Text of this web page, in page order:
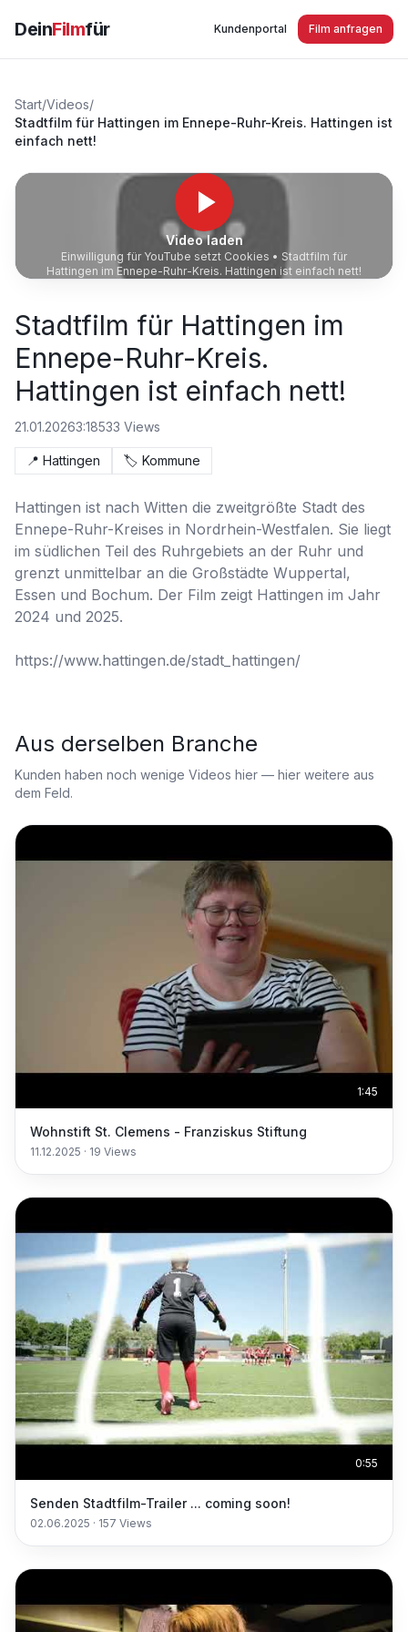
DeinFilmfür Kundenportal Film anfragen
Start/Videos/
Stadtfilm für Hattingen im Ennepe-Ruhr-Kreis. Hattingen ist
einfach nett!
Video laden
Einwilligung für YouTube setzt Cookies • Stadtfilm für
Hattingen im Ennepe-Ruhr-Kreis. Hattingen ist einfach nett!
Stadtfilm für Hattingen im
Ennepe-Ruhr-Kreis.
Hattingen ist einfach nett!
21.01.20263:18533 Views
📍 Hattingen 🏷️ Kommune
Hattingen ist nach Witten die zweitgrößte Stadt des
Ennepe-Ruhr-Kreises in Nordrhein-Westfalen. Sie liegt
im südlichen Teil des Ruhrgebiets an der Ruhr und
grenzt unmittelbar an die Großstädte Wuppertal,
Essen und Bochum. Der Film zeigt Hattingen im Jahr
2024 und 2025.
https://www.hattingen.de/stadt_hattingen/
Aus derselben Branche
Kunden haben noch wenige Videos hier — hier weitere aus
dem Feld.
1:45
Wohnstift St. Clemens - Franziskus Stiftung
11.12.2025 · 19 Views
0:55
Senden Stadtfilm-Trailer ... coming soon!
02.06.2025 · 157 Views